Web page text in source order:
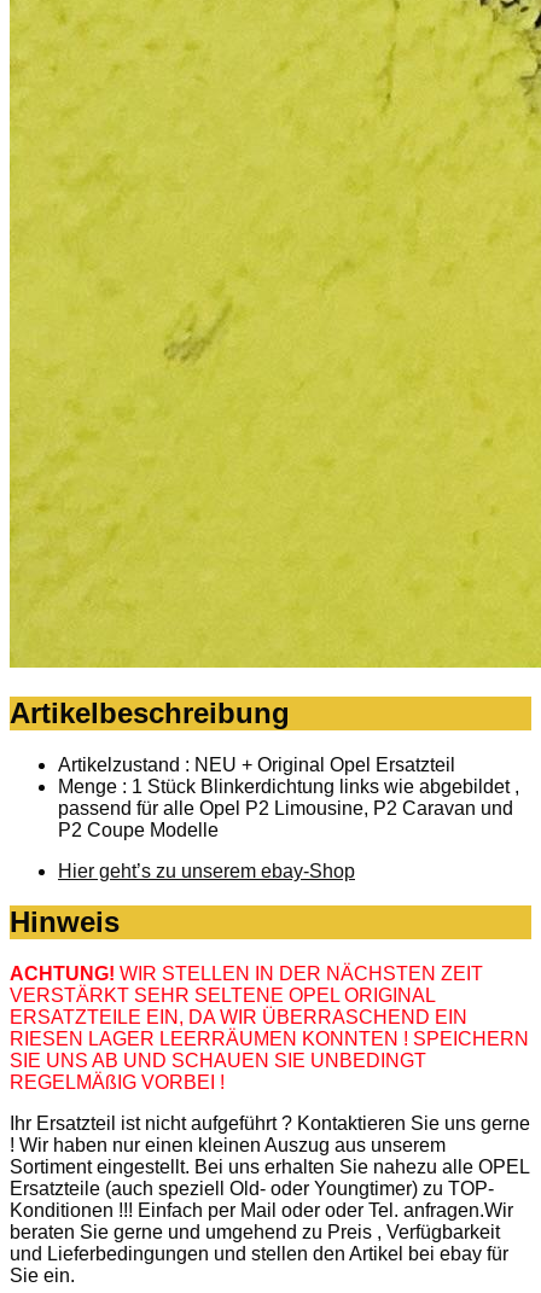
Artikelbeschreibung
Artikelzustand : NEU + Original Opel Ersatzteil
Menge : 1 Stück Blinkerdichtung links wie abgebildet ,
passend für alle Opel P2 Limousine, P2 Caravan und
P2 Coupe Modelle
Hier geht’s zu unserem ebay-Shop
Hinweis
ACHTUNG! WIR STELLEN IN DER NÄCHSTEN ZEIT
VERSTÄRKT SEHR SELTENE OPEL ORIGINAL
ERSATZTEILE EIN, DA WIR ÜBERRASCHEND EIN
RIESEN LAGER LEERRÄUMEN KONNTEN ! SPEICHERN
SIE UNS AB UND SCHAUEN SIE UNBEDINGT
REGELMÄßIG VORBEI !
Ihr Ersatzteil ist nicht aufgeführt ? Kontaktieren Sie uns gerne
! Wir haben nur einen kleinen Auszug aus unserem
Sortiment eingestellt. Bei uns erhalten Sie nahezu alle OPEL
Ersatzteile (auch speziell Old- oder Youngtimer) zu TOP-
Konditionen !!! Einfach per Mail oder oder Tel. anfragen.Wir
beraten Sie gerne und umgehend zu Preis , Verfügbarkeit
und Lieferbedingungen und stellen den Artikel bei ebay für
Sie ein.